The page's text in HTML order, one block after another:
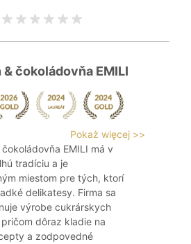
čokoládovňa EMILI
Pokaż więcej >>
EMILI má v
tradíciu a je
miestom pre tých, ktorí
delikatesy. Firma sa
výrobe cukrárskych
dôraz kladie na
a zodpovedné